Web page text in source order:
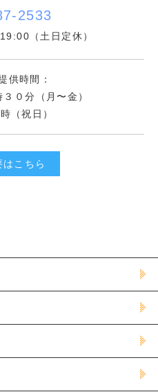
2533
（土日定休）
供時間：
０分（月〜金）
（祝日）
こちら